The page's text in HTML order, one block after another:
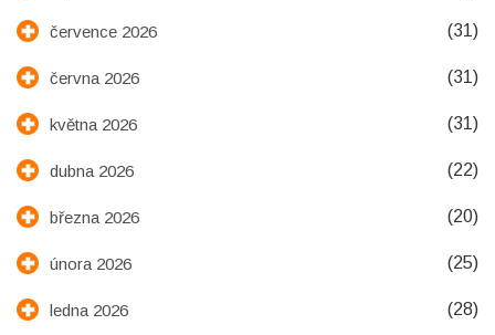
července 2026 (31)
června 2026 (31)
května 2026 (31)
dubna 2026 (22)
března 2026 (20)
února 2026 (25)
ledna 2026 (28)